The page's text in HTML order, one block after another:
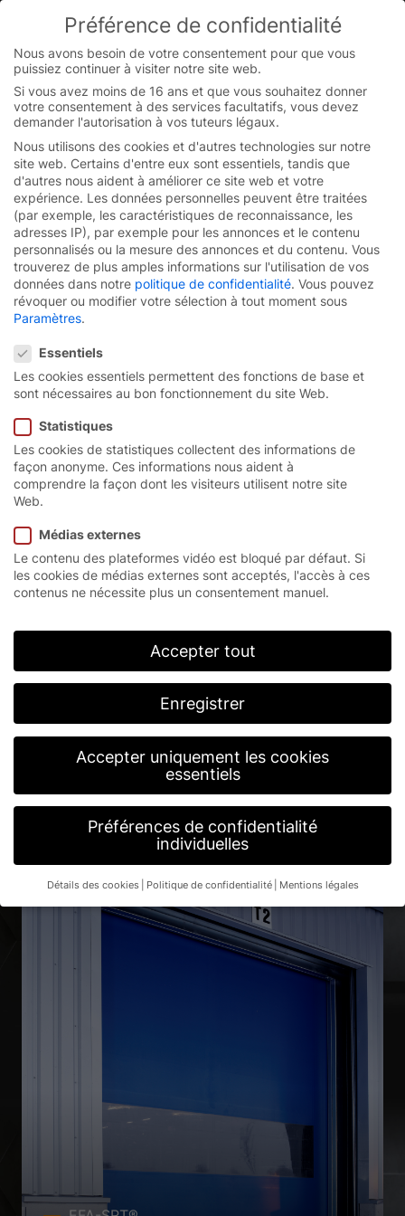
You are currently on the French website.
Switch to the English version.
Skip
content
Toujours en bonneforme.
Page d’accueil/Produits/Portes rapides à enroulement/
Série R
Série R
Les portes rapides à enroulement de la série R
d’EFAFLEX sont des systèmes de porte
distinguent par leurs vitesses d’ouverture et de
fermeture extrêmement élevées. Nos portes à
enroulement réduire les courants d’air et le bruit,
maintiennent les zones de température constantes,
n’exigent presqu’aucun entretien et sont disponibles
en différents modèles personnalisables. De surcroît,
tous les portes à enroulement de la série R
d’EFAFLEX dispose d’une structure peu
encombrantes située au-dessus de l’ouverture de la
porte.
Préférence de confidentialité
Nous avons besoin de votre consentement pour que vous
puissiez continuer à visiter notre site web.
Si vous avez moins de 16 ans et que vous souhaitez donner
votre consentement à des services facultatifs, vous devez
demander l'autorisation à vos tuteurs légaux.
Nous utilisons des cookies et d'autres technologies sur notre
site web. Certains d'entre eux sont essentiels, tandis que
d'autres nous aident à améliorer ce site web et votre
expérience. Les données personnelles peuvent être traitées
(par exemple, les caractéristiques de reconnaissance, les
adresses IP), par exemple pour les annonces et le contenu
personnalisés ou la mesure des annonces et du contenu. Vous
trouverez de plus amples informations sur l'utilisation de vos
données dans notre politique de confidentialité. Vous pouvez
révoquer ou modifier votre sélection à tout moment sous
Paramètres.
Essentiels
Les cookies essentiels permettent des fonctions de base et
sont nécessaires au bon fonctionnement du site Web.
Statistiques
Les cookies de statistiques collectent des informations de
façon anonyme. Ces informations nous aident à
comprendre la façon dont les visiteurs utilisent notre site
Web.
Médias externes
Le contenu des plateformes vidéo est bloqué par défaut. Si
les cookies de médias externes sont acceptés, l'accès à ces
contenus ne nécessite plus un consentement manuel.
Accepter tout
Enregistrer
Accepter uniquement les cookies
essentiels
Préférences de confidentialité
individuelles
Détails des cookies Politique de confidentialité Mentions légales
Préférence de confidentialité
Si vous avez moins de 16 ans et que vous souhaitez donner
votre consentement à des services facultatifs, vous devez
demander l'autorisation à vos tuteurs légaux.
d'autres nous aident à améliorer ce site web et votre
adresses IP), par exemple pour les annonces et le contenu
trouverez de plus amples informations sur l'utilisation de vos
données dans notre
politique de confidentialité.
Vous trouverez ici un aperçu de tous les cookies utilisés. Vous
informations détaillées et sélectionner certains cookies
seulement.